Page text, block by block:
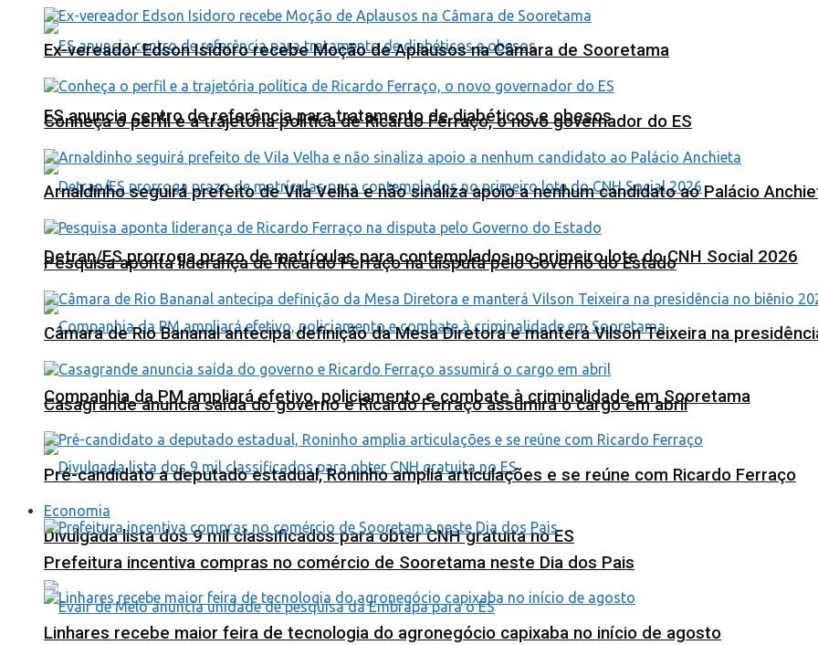
ES anuncia centro de referência para tratamento de diabéticos e obesos
Detran/ES prorroga prazo de matrículas para contemplados no primeiro lote do CNH Social 2026
Companhia da PM ampliará efetivo, policiamento e combate à criminalidade em Sooretama
Divulgada lista dos 9 mil classificados para obter CNH gratuita no ES
Ex-vereador Edson Isidoro recebe Moção de Aplausos na Câmara de Sooretama
Conheça o perfil e a trajetória política de Ricardo Ferraço, o novo governador do ES
Arnaldinho seguirá prefeito de Vila Velha e não sinaliza apoio a nenhum candidato ao Palácio
Pesquisa aponta liderança de Ricardo Ferraço na disputa pelo Governo do Estado
Câmara de Rio Bananal antecipa definição da Mesa Diretora e manterá Vilson Teixeira na
Casagrande anuncia saída do governo e Ricardo Ferraço assumirá o cargo em abril
Pré-candidato a deputado estadual, Roninho amplia articulações e se reúne com Ricardo Ferraço
Economia
Prefeitura incentiva compras no comércio de Sooretama neste Dia dos Pais
Linhares recebe maior feira de tecnologia do agronegócio capixaba no início de agosto